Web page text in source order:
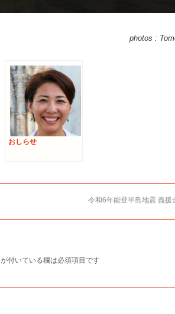
photos :
おしらせ
令和6年能登半島地震 義援
が付いている欄は必須項目です